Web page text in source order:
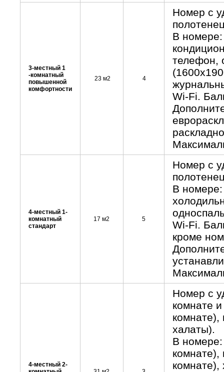
3-местный 1
-комнатный
повышенной
комфортности
23 м2 4
Номер с
В номере:
телефон,
Wi-Fi.
4-местный 1-
комнатный
стандарт
17 м2 5
Номер с
В
Wi-Fi.
кроме
4-местный 2-
Номер с
комнате
комнате),
халаты).
В номере:
комнате),
комнате),